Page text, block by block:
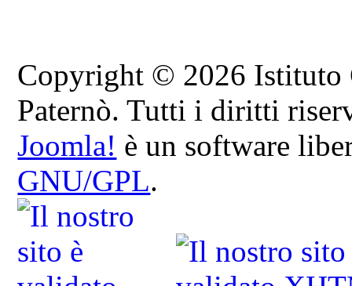
Copyright © 2026
Paternò. Tutti i diritti
Joomla! è un software
GNU/GPL.